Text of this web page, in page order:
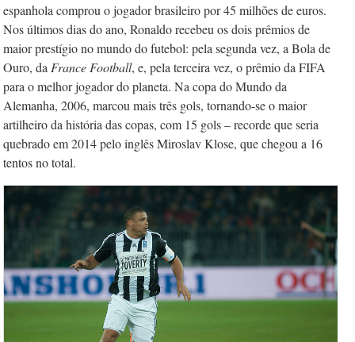
espanhola comprou o jogador brasileiro por 45 milhões de euros.
Nos últimos dias do ano, Ronaldo recebeu os dois prêmios de
maior prestígio no mundo do futebol: pela segunda vez, a Bola de
Ouro, da France Football, e, pela terceira vez, o prêmio da FIFA
para o melhor jogador do planeta. Na copa do Mundo da
Alemanha, 2006, marcou mais três gols, tornando-se o maior
artilheiro da história das copas, com 15 gols – recorde que seria
quebrado em 2014 pelo inglês Miroslav Klose, que chegou a 16
tentos no total.